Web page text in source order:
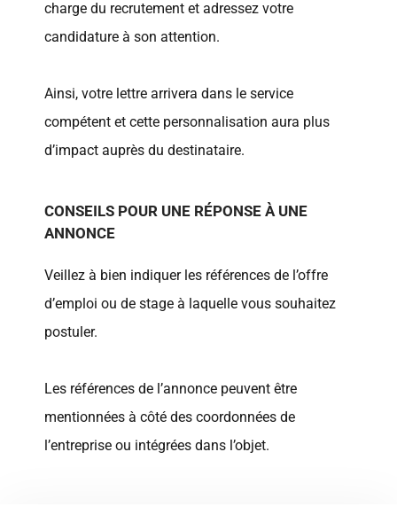
charge du recrutement et adressez votre
candidature à son attention.
Ainsi, votre lettre arrivera dans le service
compétent et cette personnalisation aura plus
d’impact auprès du destinataire.
CONSEILS POUR UNE RÉPONSE À UNE
ANNONCE
Veillez à bien indiquer les références de l’offre
d’emploi ou de stage à laquelle vous souhaitez
postuler.
Les références de l’annonce peuvent être
mentionnées à côté des coordonnées de
l’entreprise ou intégrées dans l’objet.